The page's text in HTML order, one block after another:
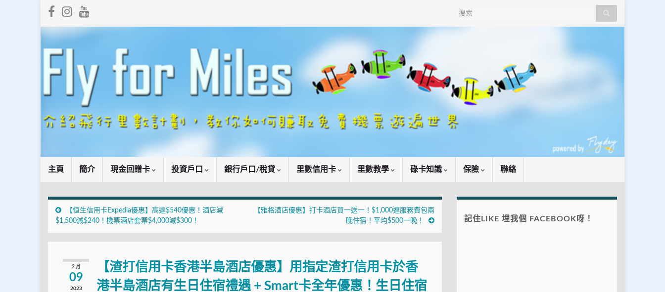
Search for:
主頁 簡介 現金回贈卡 投資戶口 銀行戶口/稅貸 里數信用卡 里數教學 碌卡知識 保險 聯絡
【恒生信用卡Expedia優惠】高達$540優惠！酒店減
$1,500減$240！機票酒店套票$4,000減$300！
【雅格酒店優惠】打卡酒店買一送一！$1,000連服務費包兩
晚住宿！平均$500一晚！
2 月
09
2023
【渣打信用卡香港半島酒店優惠】用指定渣打信用卡於香
港半島酒店有生日住宿禮遇 + Smart卡全年優惠！生日住宿
記住LIKE 埋我個 FACEBOOK呀！